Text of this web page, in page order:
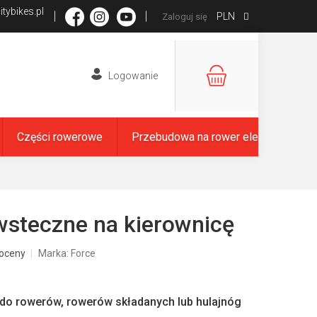
PLN
Zaloguj się
KOSZYK
Części rowerowe Przebudowa na rower elektryczny
rowerów, rowerów składanych lub hulajnóg
na kierownicę
Marka: Force